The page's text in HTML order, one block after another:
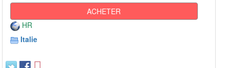
ACHETER
HR
Italie